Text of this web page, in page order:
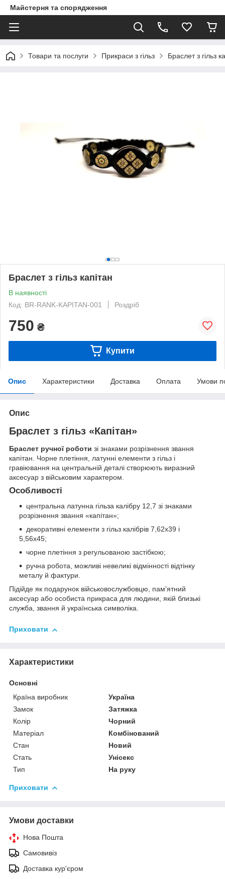
Майстерня та спорядження
Товари та послуги Прикраси з гільз Браслет з гільз
Браслет з гільз капітан
В наявності
Код: BR-RANK-KAPITAN-001
Роздріб
750 ₴
Купити
Опис Характеристики Доставка Оплата Умови
Опис
Браслет з гільз «Капітан»
Браслет ручної роботи зі знаками розрізнення звання
капітан. Чорне плетіння, латунні елементи з гільз і
гравіювання на центральній деталі створюють виразний
аксесуар з військовим характером.
Особливості
центральна латунна гільза калібру 12,7 зі знаками
розрізнення звання «капітан»;
декоративні елементи з гільз калібрів 7,62х39 і
5,56х45;
чорне плетіння з регульованою застібкою;
ручна робота, можливі невеликі відмінності відтінку
металу й фактури.
Підійде як подарунок військовослужбовцю, пам'ятний
аксесуар або особиста прикраса для людини, якій близькі
служба, звання й українська символіка.
Приховати
Характеристики
Основні
Країна виробник
Україна
Замок
Затяжка
Колір
Чорний
Матеріал
Комбінований
Стан
Новий
Стать
Унісекс
Тип
На руку
Приховати
Умови доставки
Нова Пошта
Самовивіз
Доставка кур'єром